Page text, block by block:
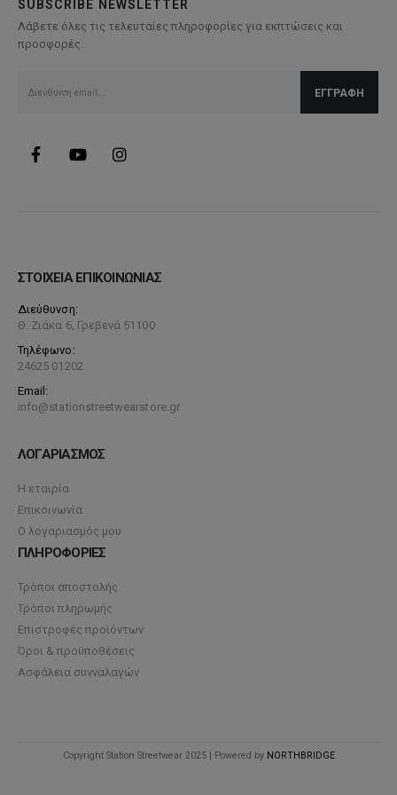
SUBSCRIBE NEWSLETTER
Λάβετε όλες τις τελευταίες πληροφορίες για εκπτώσεις και
προσφορές.
ΣΤΟΙΧΕΙΑ ΕΠΙΚΟΙΝΩΝΙΑΣ
Διεύθυνση:
Θ. Ζιάκα 6, Γρεβενά 51100
Τηλέφωνο:
24625 01202
Email:
info@stationstreetwearstore.gr
ΛΟΓΑΡΙΑΣΜΟΣ
Η εταιρία
Επικοινωνία
Ο λογαριασμός μου
ΠΛΗΡΟΦΟΡΙΕΣ
Τρόποι αποστολής
Τρόποι πληρωμής
Επιστροφές προϊόντων
Όροι & προϋποθέσεις
Ασφάλεια συνναλαγών
Copyright Station Streetwear 2025 | Powered by NORTHBRIDGE